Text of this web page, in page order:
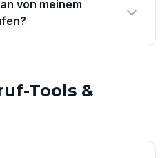
von meinem
Tools &